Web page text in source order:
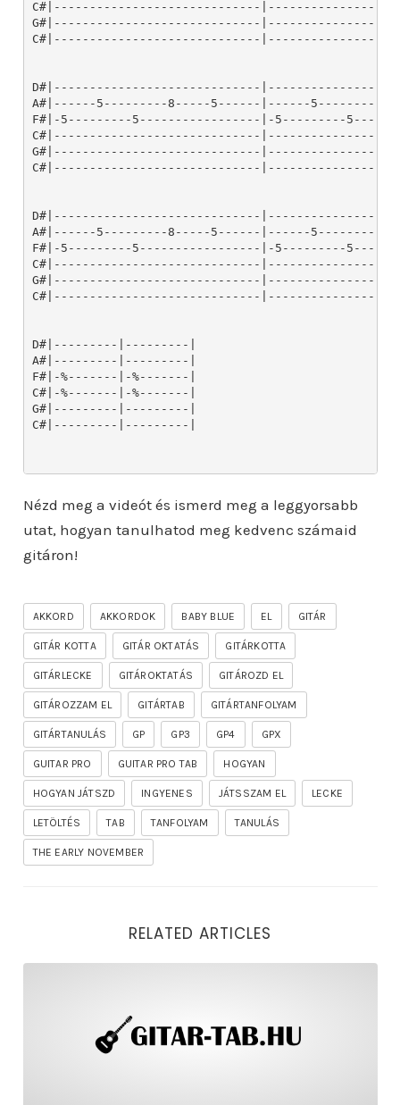
Nézd meg a videót és ismerd meg a leggyorsabb
utat, hogyan tanulhatod meg kedvenc számaid
gitáron!
AKKORD AKKORDOK BABY BLUE EL GITÁR
GITÁR KOTTA GITÁR OKTATÁS GITÁRKOTTA
GITÁRLECKE GITÁROKTATÁS GITÁROZD EL
GITÁROZZAM EL GITÁRTAB GITÁRTANFOLYAM
GITÁRTANULÁS GP GP3 GP4 GPX
GUITAR PRO GUITAR PRO TAB HOGYAN
HOGYAN JÁTSZD INGYENES JÁTSSZAM EL LECKE
LETÖLTÉS TAB TANFOLYAM TANULÁS
THE EARLY NOVEMBER
RELATED ARTICLES